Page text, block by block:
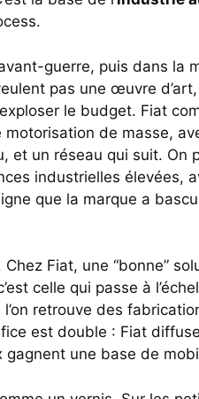
guerre, puis dans la
pas une œuvre
le budget. Fiat
de masse,
un réseau qui suit. On
industrielles élevées,
que la marque a
Fiat, une “bonne”
celle qui passe à
retrouve des
est double : Fiat
une base de